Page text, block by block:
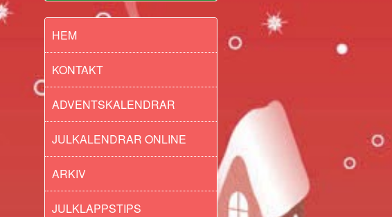
HEM
KONTAKT
ADVENTSKALENDRAR
JULKALENDRAR ONLINE
ARKIV
JULKLAPPSTIPS